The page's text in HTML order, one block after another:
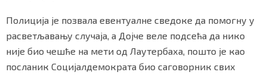
Полиција је позвала евентуалне сведоке да помогну у
расветљавању случаја, а Дојче веле подсећа да нико
није био чешће на мети од Лаутербаха, пошто је као
посланик Социјалдемократа био саговорник свих
Маркетинг|Услови коришћења|Политика
ПРЕУЗМИТЕ НАШУ АПЛИКАЦИЈУ